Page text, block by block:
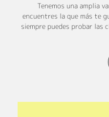
Tenemos una amplia
encuentres la que más te
siempre puedes probar las